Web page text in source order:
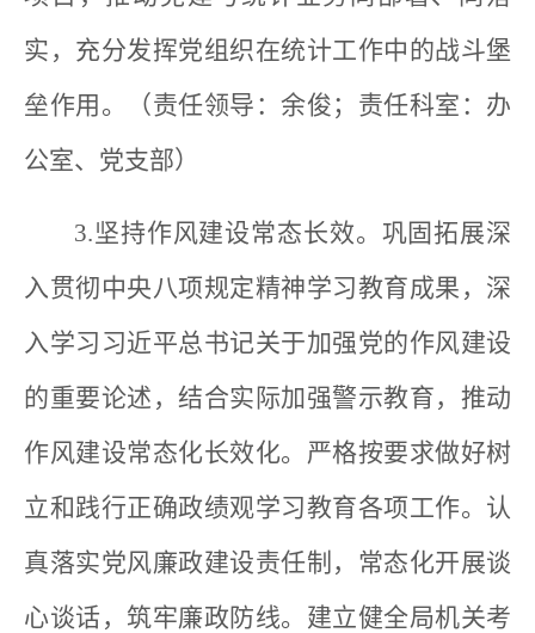
实，充分发挥党组织在统计工作中的战斗堡
垒作用。（责任领导：余俊；责任科室：办
公室、党支部）
3.坚持作风建设常态长效。巩固拓展深
入贯彻中央八项规定精神学习教育成果，深
入学习习近平总书记关于加强党的作风建设
的重要论述，结合实际加强警示教育，推动
作风建设常态化长效化。严格按要求做好树
立和践行正确政绩观学习教育各项工作。认
真落实党风廉政建设责任制，常态化开展谈
心谈话，筑牢廉政防线。建立健全局机关考